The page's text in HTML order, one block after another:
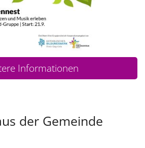
Informationen
der Gemeinde